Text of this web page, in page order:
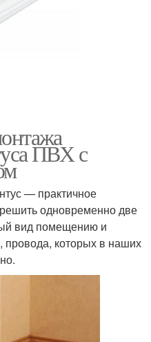
ПВХ с
— практичное
одновременно две
вид помещению и
провода, которых в наших